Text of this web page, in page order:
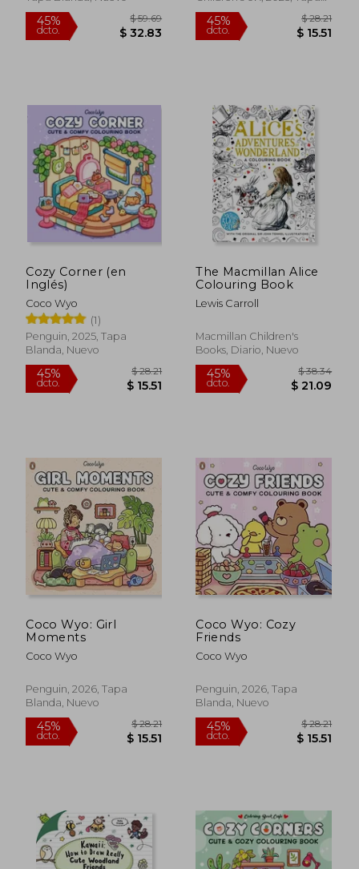
45%
dcto.
Blanda, Nuevo
45%
dcto.
Cozy Corner (en
Inglés)
Coco Wyo
(1)
Penguin, 2025, Tapa
Blanda, Nuevo
45%
dcto.
$ 28.21
$ 15.51
The Macmillan Alice
Colouring Book
Lewis Carroll
Macmillan Children's
Books, Diario, Nuevo
45%
dcto. $
Coco Wyo: Girl
Moments
Coco Wyo
Penguin, 2026, Tapa
Blanda, Nuevo
Coco Wyo: Cozy
Friends
Coco Wyo
Penguin, 2026, Tapa
Blanda, Nuevo